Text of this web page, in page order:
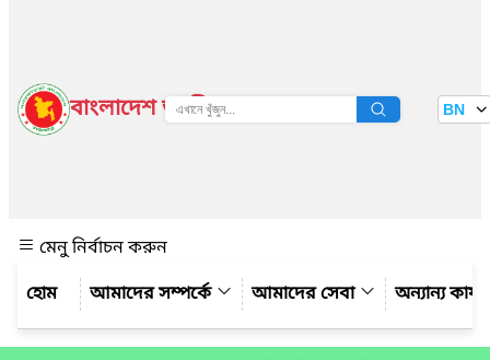
বাংলাদেশ জাতীয় তথ্য বাতায়ন BN
মেনু নির্বাচন করুন
আমাদের সম্পর্কে
আমাদের সেবা অন্যান্য